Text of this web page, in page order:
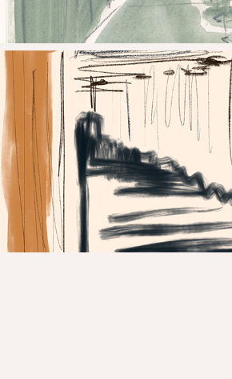
iPad-tekeningen